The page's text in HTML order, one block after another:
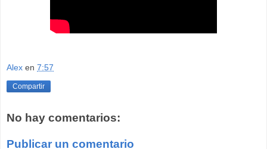
Alex en 7:57
Compartir
No hay comentarios:
Publicar un comentario